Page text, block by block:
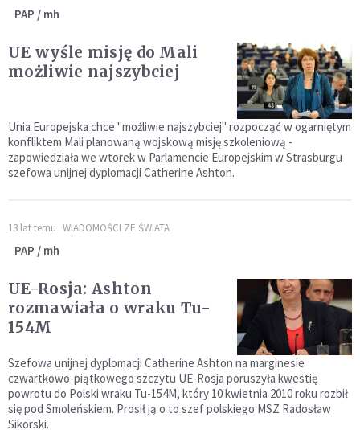
PAP / mh
UE wyśle misję do Mali
możliwie najszybciej
Unia Europejska chce "możliwie najszybciej" rozpocząć w ogarniętym
konfliktem Mali planowaną wojskową misję szkoleniową -
zapowiedziała we wtorek w Parlamencie Europejskim w Strasburgu
szefowa unijnej dyplomacji Catherine Ashton.
13 lat temu WIADOMOŚCI ZE ŚWIATA
PAP / mh
UE-Rosja: Ashton
rozmawiała o wraku Tu-
154M
Szefowa unijnej dyplomacji Catherine Ashton na marginesie
czwartkowo-piątkowego szczytu UE-Rosja poruszyła kwestię
powrotu do Polski wraku Tu-154M, który 10 kwietnia 2010 roku rozbił
się pod Smoleńskiem. Prosił ją o to szef polskiego MSZ Radosław
Sikorski.